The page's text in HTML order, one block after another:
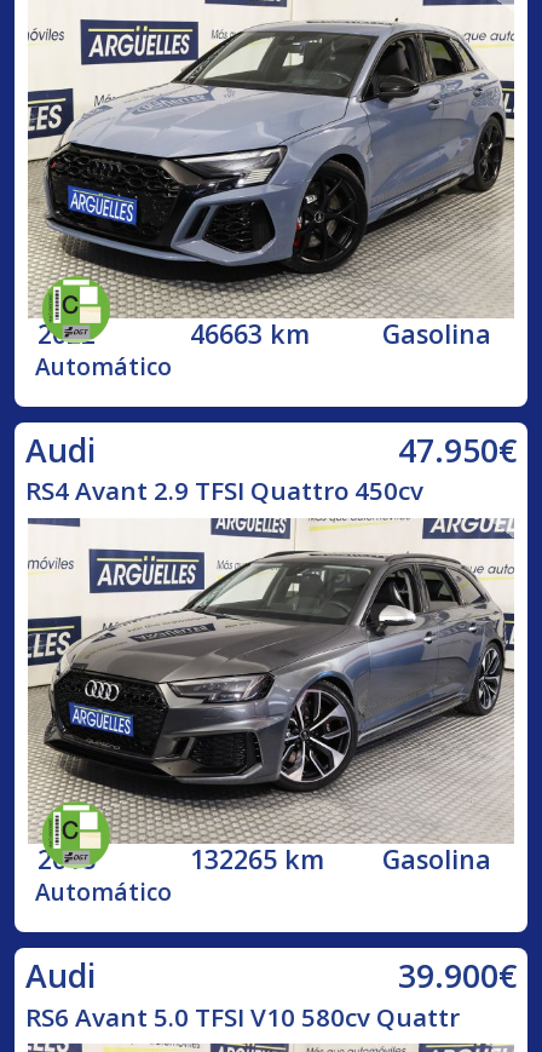
2022 46663 km Gasolina
Automático
Audi 47.950€
RS4 Avant 2.9 TFSI Quattro 450cv
2018 132265 km Gasolina
Automático
Audi 39.900€
RS6 Avant 5.0 TFSI V10 580cv Quattr